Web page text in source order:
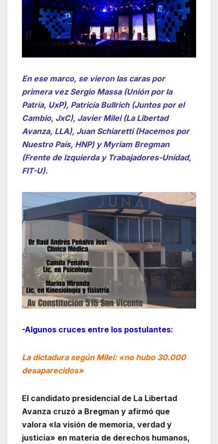
En ese marco, se vieron las caras por
primera vez Sergio Massa (Unión por la
Patria, UxP), Patricia Bullrich (Juntos por el
Cambio, JxC), Javier Milei (La Libertad
Avanza, LLA), Juan Schiaretti (Hacemos por
Nuestro País, HNP) y Myriam Bregman
(Frente de Izquierda y Trabajadores-Unidad,
FIT-U).
-Algunos cruces entre los postulantes:
La dictadura según Milei: «no hubo 30.000
desaparecidos»
El candidato presidencial de La Libertad
Avanza cruzó a Bregman y afirmó que
valora «la visión de memoria, verdad y
justicia» en materia de derechos humanos,